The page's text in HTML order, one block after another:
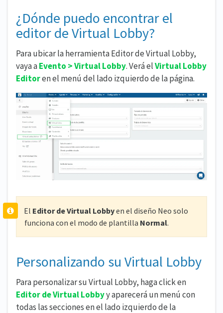
¿Dónde puedo encontrar el
editor de Virtual Lobby?
Para ubicar la herramienta Editor de Virtual Lobby,
vaya aEvento > Virtual Lobby. Verá elVirtual Lobby
Editoren el menú del lado izquierdo de la página.
El Editor de Virtual Lobbyen el diseño Neo solo
funciona con el modo de plantilla Normal.
Personalizando su Virtual Lobby
Para personalizar su Virtual Lobby, haga click en
Editor de Virtual Lobbyy aparecerá un menú con
todas las secciones en el lado izquierdo de la